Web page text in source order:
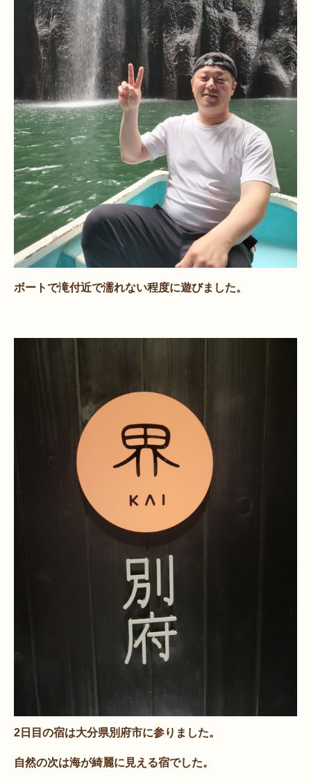
ボートで滝付近で濡れない程度に遊びました。
2日目の宿は大分県別府市に参りました。
自然の次は海が綺麗に見える宿でした。